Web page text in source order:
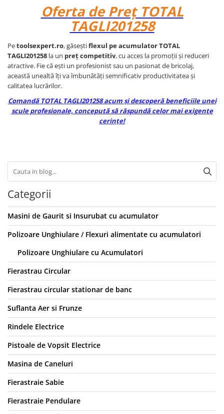
Oferta de Preț TOTAL
TAGLI201258
Petoolsexpert.ro, găseștiflexul pe acumulator TOTAL
TAGLI201258 la un preț competitiv, cu acces la promoții și reduceri
atractive. Fie că ești un profesionist sau un pasionat de bricolaj,
această unealtă îți va îmbunătăți semnificativ productivitatea și
calitatea lucrărilor.
Comandă TOTAL TAGLI201258 acum și descoperă beneficiile unei
scule profesionale, concepută să răspundă celor mai exigente
cerințe!
Categorii
Masini de Gaurit si Insurubat cu acumulator
Polizoare Unghiulare / Flexuri alimentate cu acumulatori
Polizoare Unghiulare cu Acumulatori
Fierastrau Circular
Fierastrau circular stationar de banc
Suflanta Aer si Frunze
Rindele Electrice
Pistoale de Vopsit Electrice
Masina de Caneluri
Fierastraie Sabie
Fierastraie Pendulare